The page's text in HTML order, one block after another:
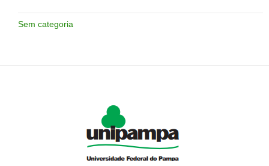
Sem categoria